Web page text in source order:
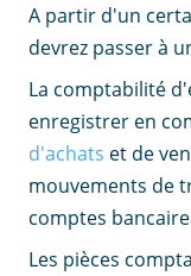
A partir d'un
devrez passer à
La comptabilité
enregistrer en
d'achats et de
mouvements de
comptes
Les pièces